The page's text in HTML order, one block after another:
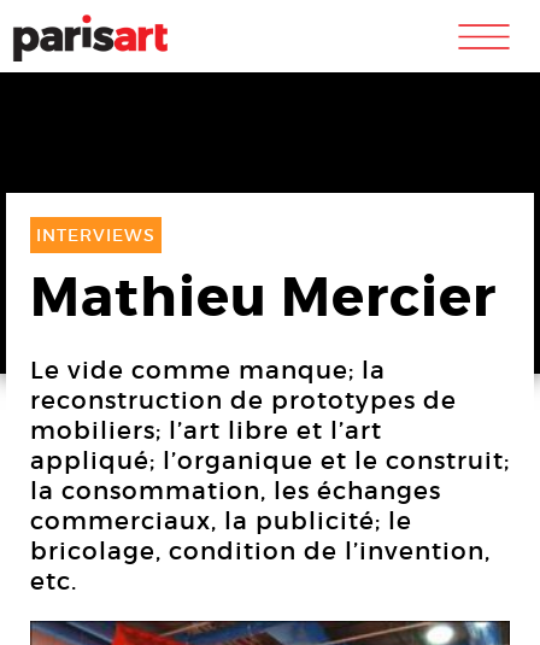
m
INTERVIEWS
Mathieu Mercier
Le vide comme manque; la
reconstruction de prototypes de
mobiliers; l’art libre et l’art
appliqué; l’organique et le construit;
la consommation, les échanges
commerciaux, la publicité; le
bricolage, condition de l’invention,
etc.